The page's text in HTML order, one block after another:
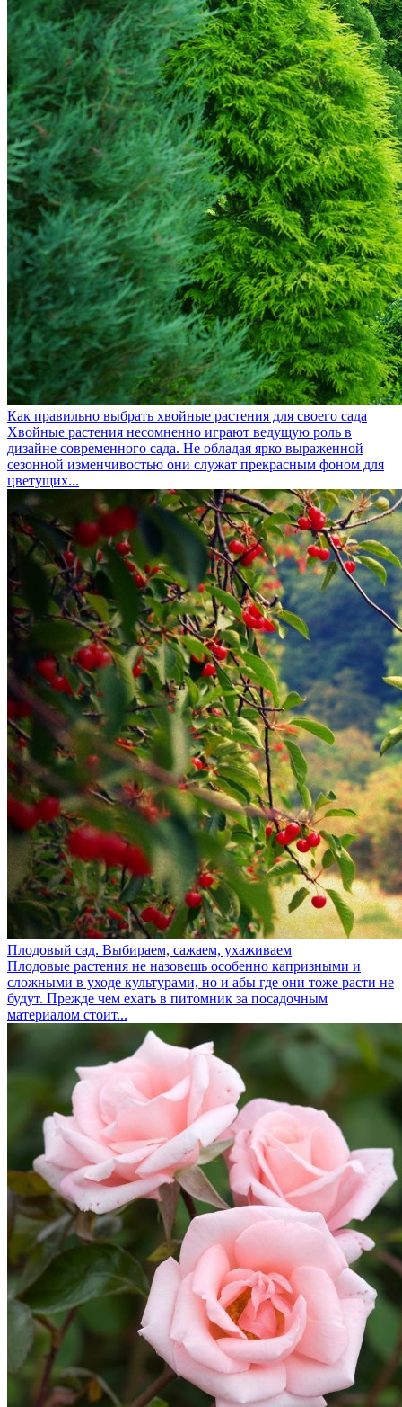
Как правильно выбрать хвойные растения для своего сада
Хвойные растения несомненно играют ведущую роль в
дизайне современного сада. Не обладая ярко выраженной
сезонной изменчивостью они служат прекрасным фоном для
цветущих...
Плодовый сад. Выбираем, сажаем, ухаживаем
Плодовые растения не назовешь особенно капризными и
сложными в уходе культурами, но и абы где они тоже расти не
будут. Прежде чем ехать в питомник за посадочным
материалом стоит...